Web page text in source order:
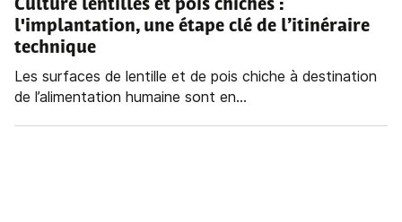
Culture lentilles et pois chiches :
l'implantation, une étape clé de l’itinéraire
technique
Les surfaces de lentille et de pois chiche à destination
de l’alimentation humaine sont en...